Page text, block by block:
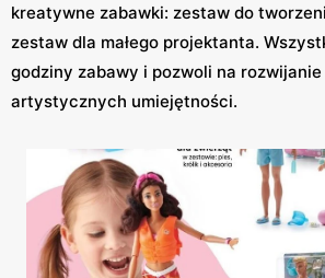
kreatywne zabawki: zestaw do
zestaw dla małego projektanta.
godziny zabawy i pozwoli na
artystycznych umiejętności.